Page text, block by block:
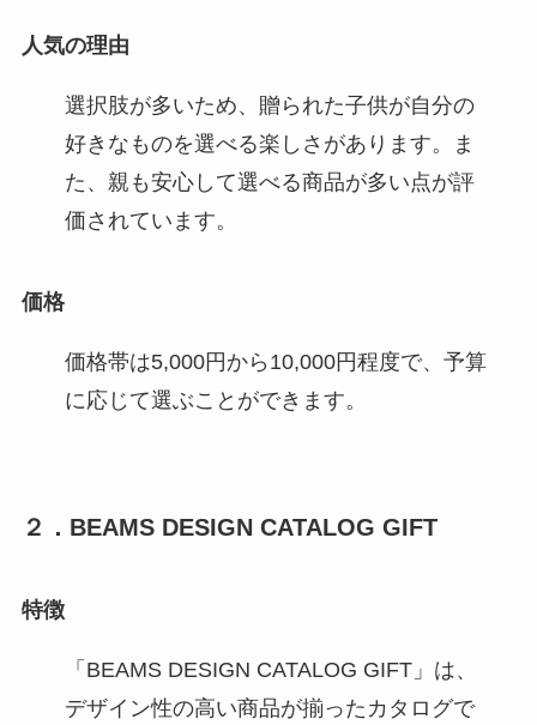
人気の理由
選択肢が多いため、贈られた子供が自分の
好きなものを選べる楽しさがあります。ま
た、親も安心して選べる商品が多い点が評
価されています。
価格
価格帯は5,000円から10,000円程度で、予算
に応じて選ぶことができます。
２．BEAMS DESIGN CATALOG GIFT
特徴
「BEAMS DESIGN CATALOG GIFT」は、
デザイン性の高い商品が揃ったカタログで